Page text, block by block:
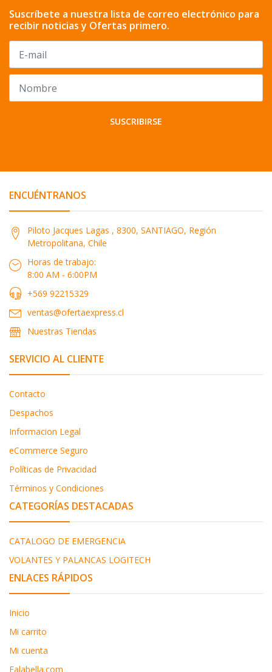
Suscríbete a nuestra lista de correo electrónico para
recibir noticias y Ofertas primero.
SUSCRIBIRSE
ENCUÉNTRANOS
Piloto Jacques Lagas , 8300, SANTIAGO, Región
Metropolitana, Chile
Horas de trabajo:
8:00 AM - 6:00PM
+569 92215329
ventas@ofertaexpress.cl
Nuestras Tiendas
SERVICIO AL CLIENTE
Contacto
Despachos
Informacion Legal
eCommerce Seguro
Políticas de Privacidad
Términos y Condiciones
CATEGORÍAS DESTACADAS
CATALOGO DE EMERGENCIA
VOLANTES Y PALANCAS LOGITECH
ENLACES RÁPIDOS
Inicio
Mi carrito
Mi cuenta
Falabella.com